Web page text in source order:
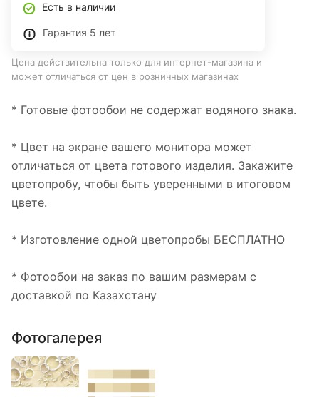
Есть в наличии
Гарантия 5 лет
Цена действительна только для интернет-магазина и
может отличаться от цен в розничных магазинах
* Готовые фотообои не содержат водяного знака.
* Цвет на экране вашего монитора может
отличаться от цвета готового изделия. Закажите
цветопробу, чтобы быть уверенными в итоговом
цвете.
* Изготовление одной цветопробы БЕСПЛАТНО
* Фотообои на заказ по вашим размерам с
доставкой по Казахстану
Фотогалерея